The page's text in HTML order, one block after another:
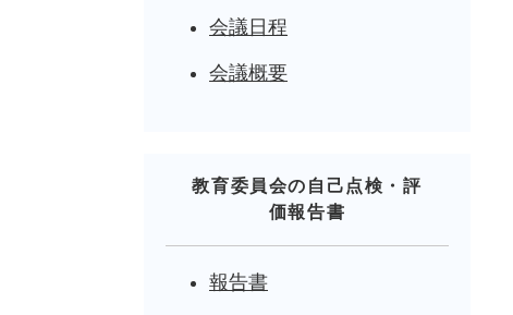
会議日程
会議概要
教育委員会の自己点検・評
価報告書
報告書